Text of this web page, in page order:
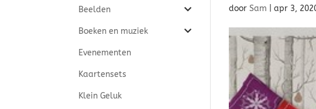
doorSam |apr 3,
Beelden
Boeken en muziek
Evenementen
Kaartensets
Klein Geluk